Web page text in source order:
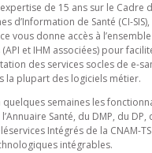
expertise de 15 ans sur le Cadre
d’Information de Santé (CI-
vous donne accès à
et IHM associées) pour
des services socles de e-
la plupart des logiciels métier.
quelques semaines les
l’Annuaire Santé, du DMP, du DP,
Intégrés de la CNAM-
intégrables.